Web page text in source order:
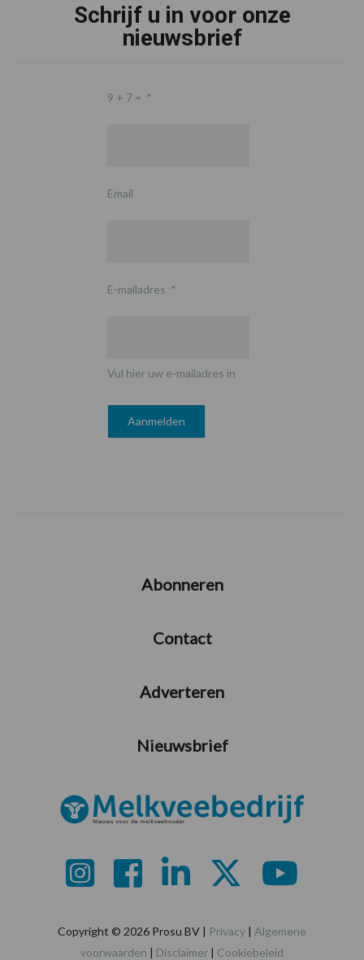
Schrijf u in voor onze
nieuwsbrief
9 + 7 = *
Email
E-mailadres *
Vul hier uw e-mailadres in
Abonneren
Contact
Adverteren
Nieuwsbrief
Copyright © 2026 Prosu BV | Privacy | Algemene
voorwaarden | Disclaimer | Cookiebeleid